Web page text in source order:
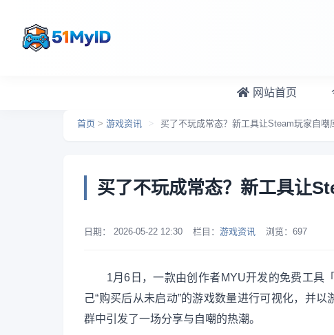
网站首页
首页 > 游戏资讯 > 买了不玩成常态？新工具让Steam玩家自嘲
买了不玩成常态？新工具让
日期： 2026-05-22 12:30 栏目： 游戏资讯 浏览： 697
1月6日，一款由创作者MYU开发的免费工具「
己“购买后从未启动”的游戏数量进行可视化，并
群中引发了一场分享与自嘲的热潮。